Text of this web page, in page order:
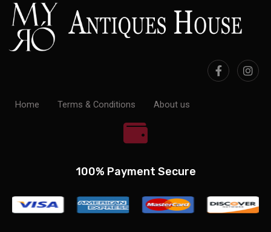
Home Terms & Conditions About us
100% Payment Secure